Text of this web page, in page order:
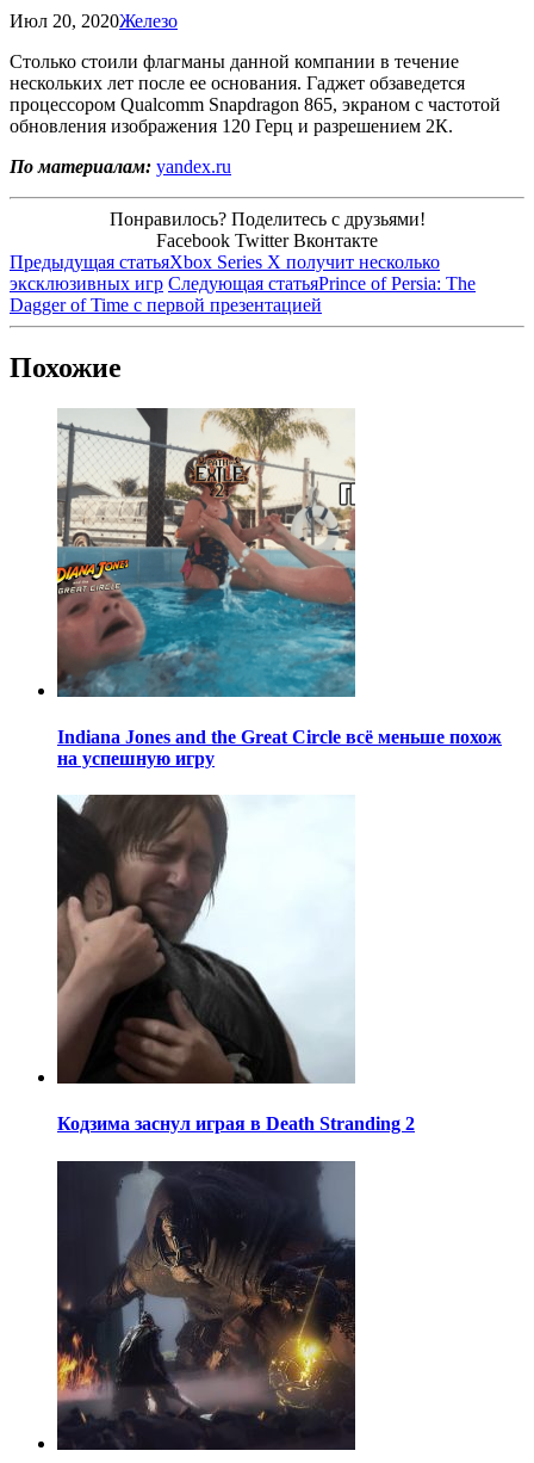
Июл 20, 2020Железо
Столько стоили флагманы данной компании в течение
нескольких лет после ее основания. Гаджет обзаведется
процессором Qualcomm Snapdragon 865, экраном с частотой
обновления изображения 120 Герц и разрешением 2К.
По материалам: yandex.ru
Понравилось? Поделитесь с друзьями!
Facebook Twitter Вконтакте
Предыдущая статьяXbox Series X получит несколько
эксклюзивных игр Следующая статьяPrince of Persia: The
Dagger of Time с первой презентацией
Похожие
Indiana Jones and the Great Circle всё меньше похож
на успешную игру
Кодзима заснул играя в Death Stranding 2